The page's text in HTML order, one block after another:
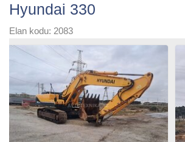
Hyundai 330
Elan kodu: 2083